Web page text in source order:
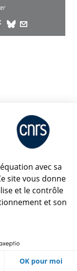
: non conforme
avec sa
site vous donne
et le contrôle
et son
OK pour moi